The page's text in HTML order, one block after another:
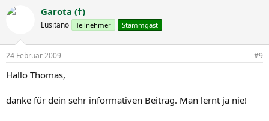
Garota (†)
Lusitano Teilnehmer Stammgast
24 Februar 2009 #9
Hallo Thomas,
danke für dein sehr informativen Beitrag. Man lernt ja nie!